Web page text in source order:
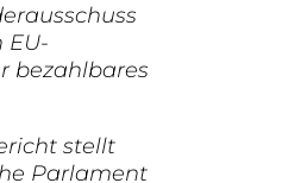
EU-
bezahlbares
stellt
Parlament